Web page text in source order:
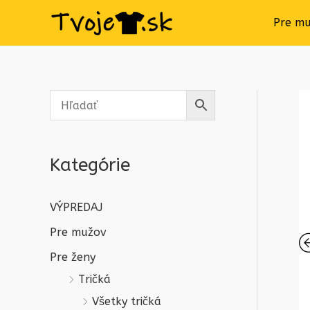
Pre
Kategórie
VÝPREDAJ
Pre mužov
Pre ženy
Tričká
Všetky tričká